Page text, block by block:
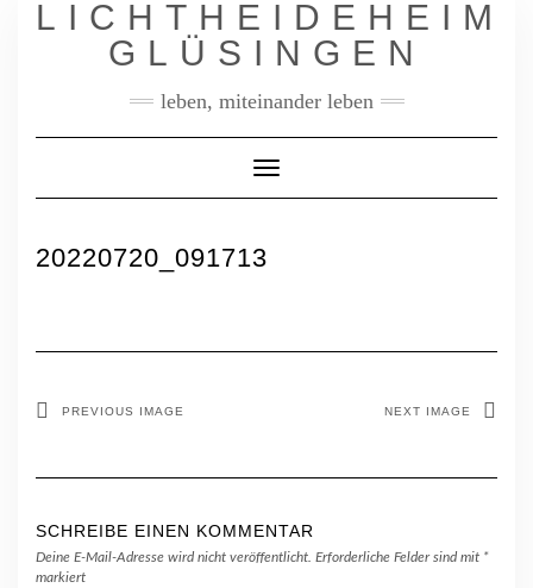
LICHTHEIDEHEIM
GLÜSINGEN
leben, miteinander leben
Toggle
20220720_091713
PREVIOUS IMAGE NEXT IMAGE
SCHREIBE EINEN KOMMENTAR
Deine E-Mail-Adresse wird nicht veröffentlicht. Erforderliche Felder sind mit *
markiert